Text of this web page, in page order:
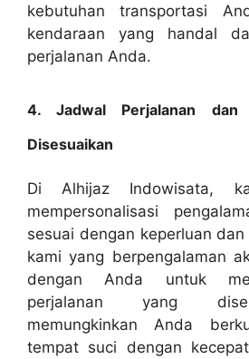
kebutuhan transportasi
kendaraan yang handal
perjalanan Anda.
4. Jadwal Perjalanan dan
Disesuaikan
Di Alhijaz Indowisata,
mempersonalisasi
sesuai dengan keperluan
kami yang berpengalaman
dengan Anda untuk
perjalanan yang
memungkinkan Anda
tempat suci dengan